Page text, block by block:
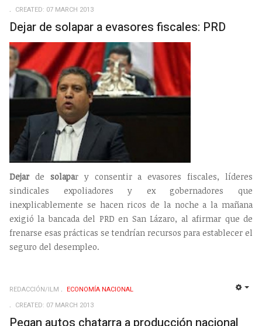
CREATED: 07 MARCH 2013
Dejar de solapar a evasores fiscales: PRD
Dejarde solapar y consentir a evasores fiscales, líderes
sindicales expoliadores y ex gobernadores que
inexplicablemente se hacen ricos de la noche a la mañana
exigió la bancada del PRD en San Lázaro, al afirmar que de
frenarse esas prácticas se tendrían recursos para establecer el
seguro del desempleo.
REDACCIÓN/ILM
ECONOMÍ­A NACIONAL
CREATED: 07 MARCH 2013
Pegan autos chatarra a producción nacional